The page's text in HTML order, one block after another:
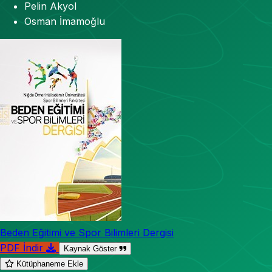
Pelin Akyol
Osman İmamoğlu
Beden Eğitimi ve Spor Bilimleri Dergisi
PDF İndir
Kaynak Göster
Kütüphaneme Ekle